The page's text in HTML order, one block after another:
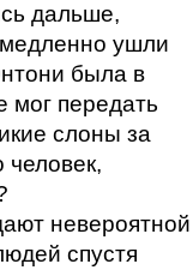
дальше,
ушли
была в
мог передать
слоны за
человек,
невероятной
спустя